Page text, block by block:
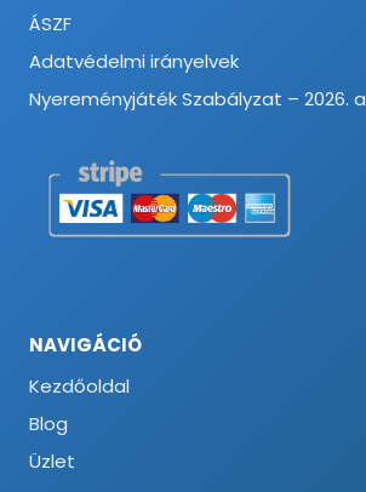
ÁSZF
Adatvédelmi irányelvek
Nyereményjáték Szabályzat – 2026.
NAVIGÁCIÓ
Kezdőoldal
Blog
Üzlet